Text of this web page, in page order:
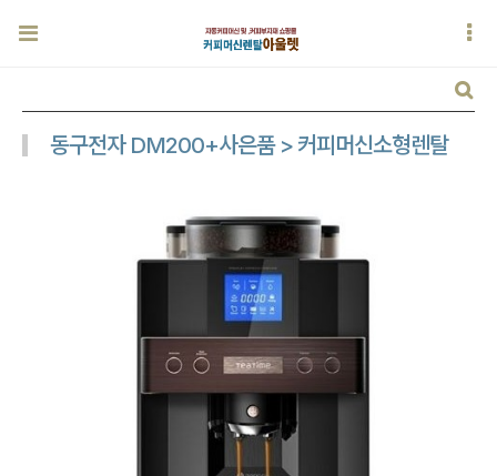
동구전자 DM200+사은품 > 커피머신소형렌탈